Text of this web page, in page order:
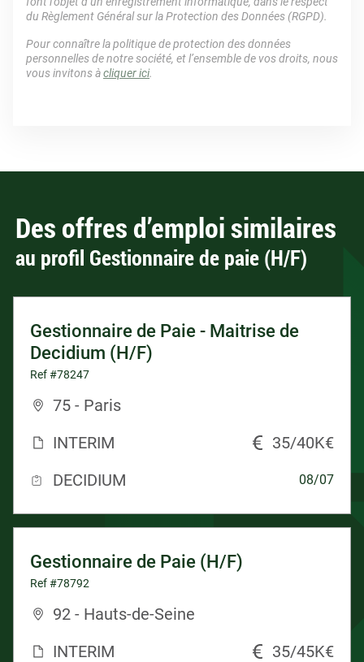
du Règlement Général sur la Protection des Données (RGPD).
Pour connaître la politique de protection des données
personnelles de notre société, et l’ensemble de vos droits, nous
vous invitons àcliquer ici.
Des offres d’emploi similaires
au profil Gestionnaire de paie (H/F)
Gestionnaire de Paie - Maitrise de
Decidium (H/F)
Ref #78247
75 - Paris
INTERIM
35/40K€
DECIDIUM
08/07
Gestionnaire de Paie (H/F)
Ref #78792
92 - Hauts-de-Seine
INTERIM
35/45K€